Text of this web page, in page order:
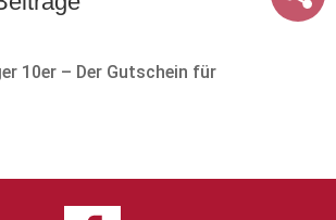
10er – Der Gutschein für